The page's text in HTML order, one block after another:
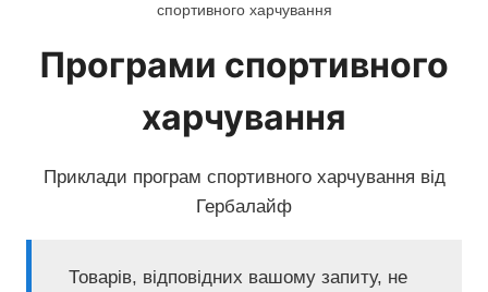
спортивного харчування
Програми спортивного
харчування
Приклади програм спортивного харчування від
Гербалайф
Товарів, відповідних вашому запиту, не